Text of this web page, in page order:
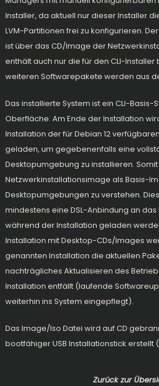
Installer, da aktuell nur dieser Installer
LVM-Partitionen frei zu konfigurieren.
ist über das CD/Image der
enthält auch nur die für den CLI-
weiteren Softwarepakete werden aus
Das installierte System ist ein CLI-
Oberfläche. Am Ende der Installation
Installation der für Debian 12
geladen, um gegebenenfalls eine
Desktopumgebung zu installieren. Somit
Netzwerkinstallationsimage als Basis-
Desktopumgebungen zu verstehen.
mindestens eine DSL-Anbindung an
während der Installation geladen
Installation mit Desktop-CDs/Images
genannten Installation die aktuellen
nachträgliches Aktualisieren des
Installation entfällt (laufende
weiterhin ins System eingepflegt).
Das Image/Iso Datei wird auf CD
bootfähiger USB Installationstick erstellt
Zurück zur